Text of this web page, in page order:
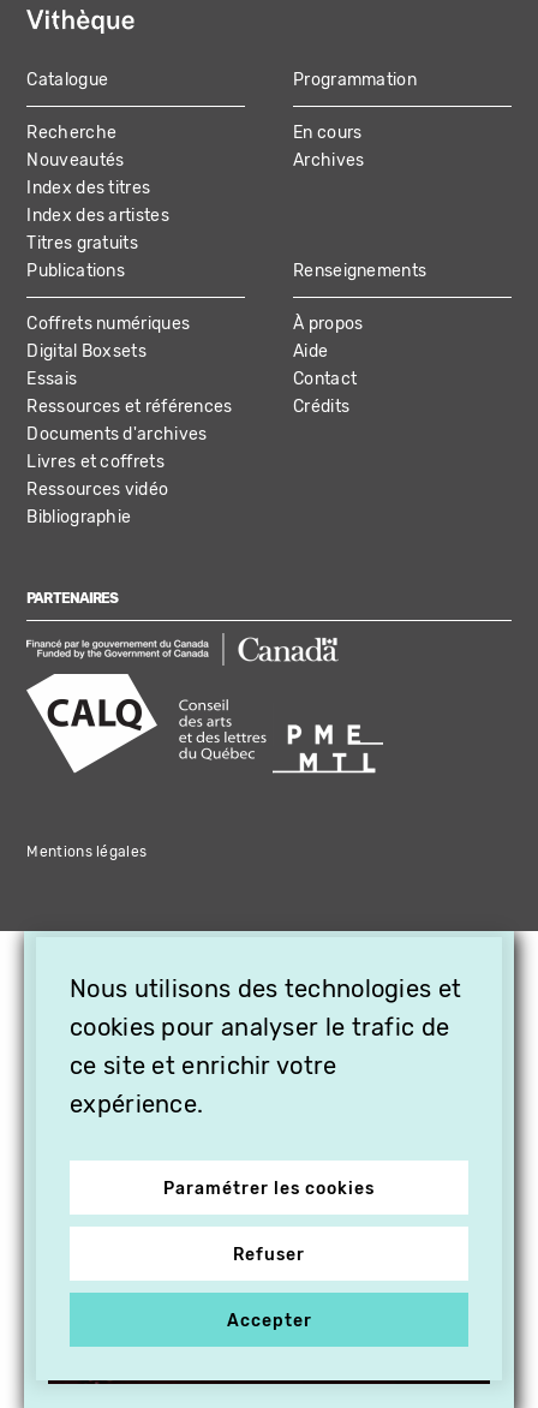
MAIN
NAVIGATION
Catalogue
Recherche
Nouveautés
Index des titres
Index des artistes
Titres gratuits
Programmation
En cours
Archives
Publications
Coffrets numériques
Digital Boxsets
Essais
Ressources et références
Documents d'archives
Livres et coffrets
Ressources vidéo
Bibliographie
Renseignements
À propos
Aide
Contact
Crédits
PARTENAIRES
Mentions légales
Nous utilisons des technologies et
cookies pour analyser le trafic de
ce site et enrichir votre
expérience.
Paramétrer les cookies
Refuser
Accepter
OFFREZ LA VIDÉO EN
CADEAU, ABONNEZ VOS
PROCHES À VITHÈQUE !